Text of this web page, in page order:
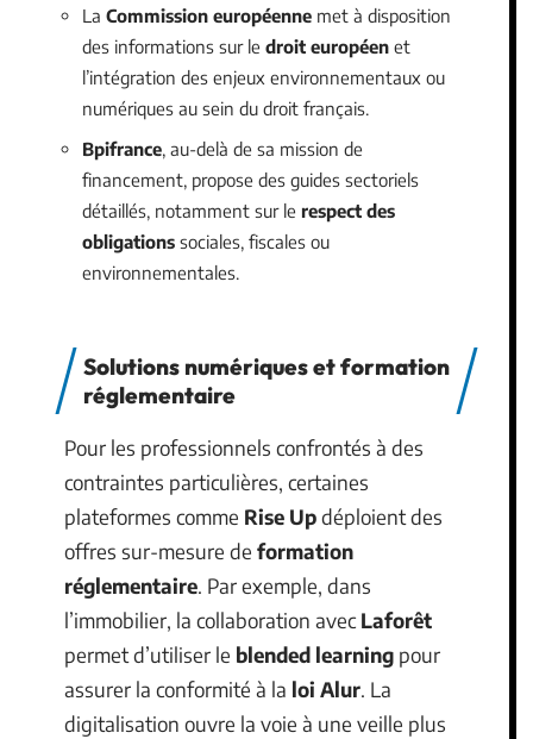
La Commission européenne met à disposition
des informations sur le droit européen et
l’intégration des enjeux environnementaux ou
numériques au sein du droit français.
Bpifrance, au-delà de sa mission de
financement, propose des guides sectoriels
détaillés, notamment sur le respect des
obligations sociales, fiscales ou
environnementales.
Solutions numériques et formation
réglementaire
Pour les professionnels confrontés à des
contraintes particulières, certaines
plateformes comme Rise Updéploient des
offres sur-mesure de formation
réglementaire. Par exemple, dans
l’immobilier, la collaboration avecLaforêt
permet d’utiliser le blended learning pour
assurer la conformité à la loi Alur. La
digitalisation ouvre la voie à une veille plus